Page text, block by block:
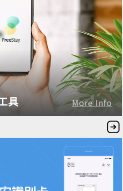
具 More Info